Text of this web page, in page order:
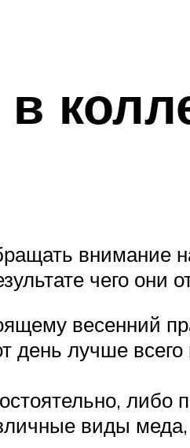
внимание
чего они
весенний
день лучше
либо
виды